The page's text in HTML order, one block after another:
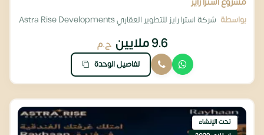
بواسطة شركة استرا رايز للتطوير العقاري Astra Rise Developments
9.6 ملايين ج.م
تفاصيل الوحدة
تحت الإنشاء